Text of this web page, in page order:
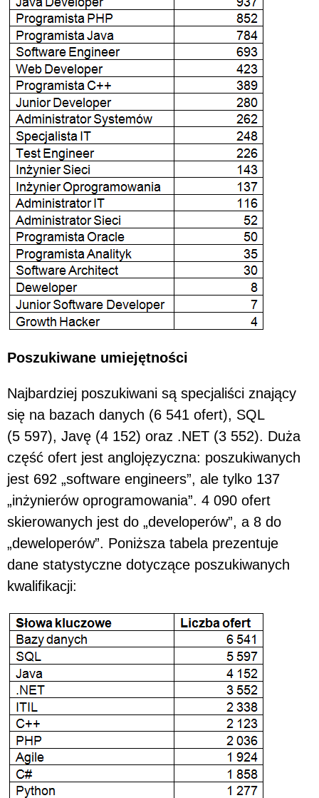
Poszukiwane umiejętności
Najbardziej poszukiwani są specjaliści znający
się na bazach danych (6 541 ofert), SQL
(5 597), Javę (4 152) oraz .NET (3 552). Duża
część ofert jest anglojęzyczna: poszukiwanych
jest 692 „software engineers”, ale tylko 137
„inżynierów oprogramowania”. 4 090 ofert
skierowanych jest do „developerów”, a 8 do
„deweloperów”. Poniższa tabela prezentuje
dane statystyczne dotyczące poszukiwanych
kwalifikacji: